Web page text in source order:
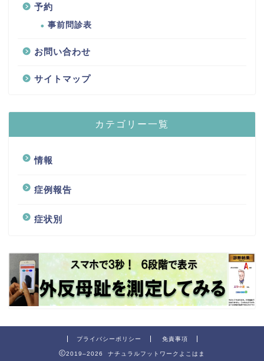
予約
事前問診表
お問い合わせ
サイトマップ
カテゴリー一覧
情報
症例報告
症状別
プライバシーポリシー 免責事項
2019–2026 ナチュラルフットワークよこはま